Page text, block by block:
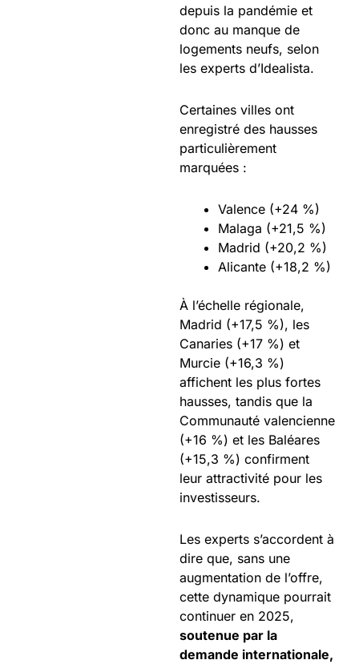
depuis la pandémie et
donc au manque de
logements neufs, selon
les experts d’Idealista.
Certaines villes ont
enregistré des hausses
particulièrement
marquées :
Valence (+24 %)
Malaga (+21,5 %)
Madrid (+20,2 %)
Alicante (+18,2 %)
À l’échelle régionale,
Madrid (+17,5 %), les
Canaries (+17 %) et
Murcie (+16,3 %)
affichent les plus fortes
hausses, tandis que la
Communauté valencienne
(+16 %) et les Baléares
(+15,3 %) confirment
leur attractivité pour les
investisseurs.
Les experts s’accordent à
dire que, sans une
augmentation de l’offre,
cette dynamique pourrait
continuer en 2025,
soutenue par la
demande internationale,